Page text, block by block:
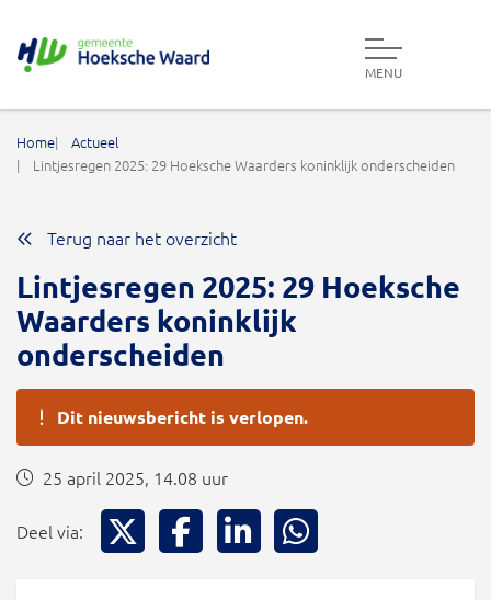
MENU
Home
Actueel
Lintjesregen 2025: 29 Hoeksche Waarders koninklijk onderscheiden
Terug naar het overzicht
Lintjesregen 2025: 29 Hoeksche
Waarders koninklijk
onderscheiden
Dit nieuwsbericht is verlopen.
25 april 2025, 14.08 uur
Deel via: Deel via XDeel via Facebook
Deel via LinkedIn